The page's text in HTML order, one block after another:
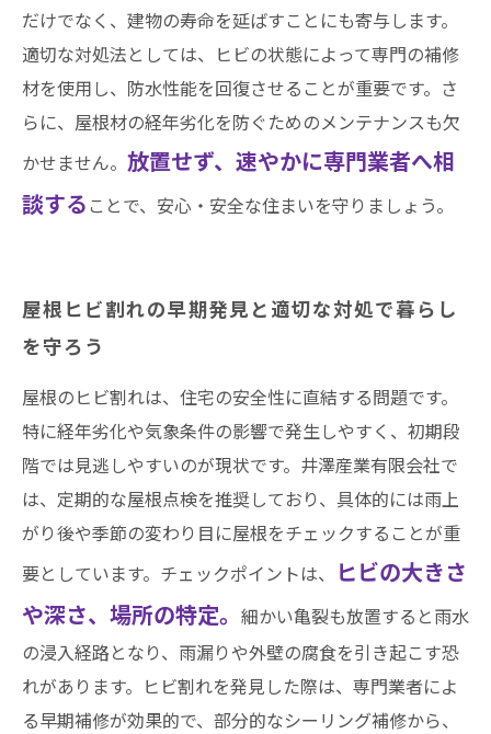
だけでなく、建物の寿命を延ばすことにも寄与します。
適切な対処法としては、ヒビの状態によって専門の補修
材を使用し、防水性能を回復させることが重要です。さ
らに、屋根材の経年劣化を防ぐためのメンテナンスも欠
かせません。 放置せず、速やかに専門業者へ相
談する ことで、安心・安全な住まいを守りましょう。
屋根ヒビ割れの早期発見と適切な対処で暮らし
を守ろう
屋根のヒビ割れは、住宅の安全性に直結する問題です。
特に経年劣化や気象条件の影響で発生しやすく、初期段
階では見逃しやすいのが現状です。井澤産業有限会社で
は、定期的な屋根点検を推奨しており、具体的には雨上
がり後や季節の変わり目に屋根をチェックすることが重
要としています。チェックポイントは、
ヒビの大きさ
や深さ、場所の特定。 細かい亀裂も放置すると雨水
の浸入経路となり、雨漏りや外壁の腐食を引き起こす恐
れがあります。ヒビ割れを発見した際は、専門業者によ
る早期補修が効果的で、部分的なシーリング補修から、